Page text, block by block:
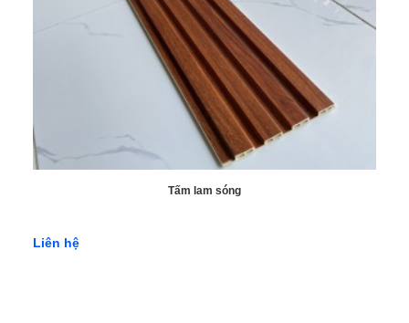
Tấm lam sóng
Liên hệ